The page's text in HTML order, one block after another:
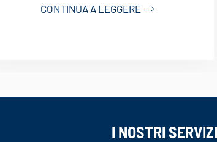
CONTINUA A LEGGERE
I NOSTRI SERVIZI